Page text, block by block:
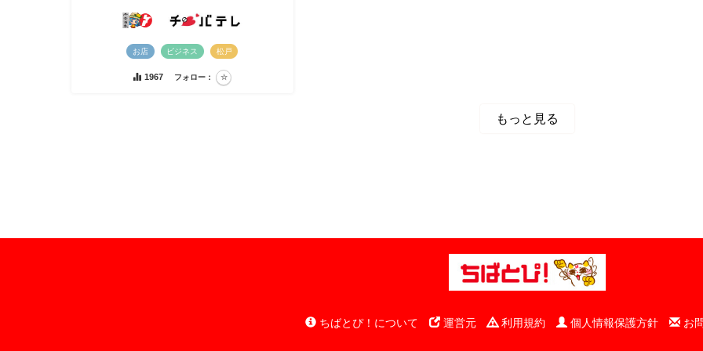
お店 ビジネス 松戸
1967 フォロー：
もっと見る
ちばとぴ！について 運営元 利用規約 個人情報保護方針 お